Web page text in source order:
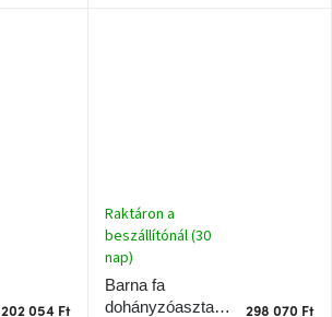
202 054 Ft
Barna fa
dohányzóasztal
Raktáron a
beszállítónál (30
nap)
298 070 Ft